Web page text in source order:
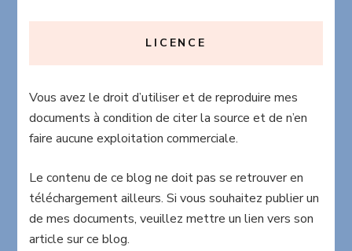
LICENCE
Vous avez le droit d’utiliser et de reproduire mes
documents à condition de citer la source et de n’en
faire aucune exploitation commerciale.
Le contenu de ce blog ne doit pas se retrouver en
téléchargement ailleurs. Si vous souhaitez publier un
de mes documents, veuillez mettre un lien vers son
article sur ce blog.